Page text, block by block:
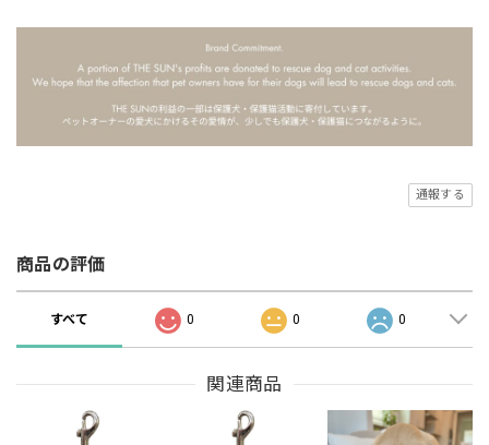
通報する
商品の評価
すべて 0 0 0
関連商品